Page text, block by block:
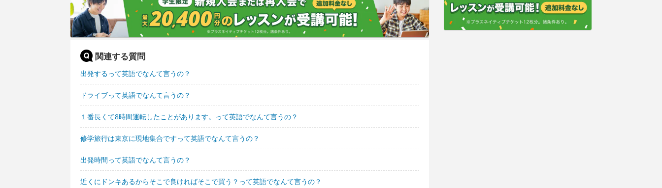
関連する質問
出発するって英語でなんて言うの？
ドライブって英語でなんて言うの？
１番長くて8時間運転したことがあります。って英語でなんて言うの？
修学旅行は東京に現地集合ですって英語でなんて言うの？
出発時間って英語でなんて言うの？
近くにドンキあるからそこで良ければそこで買う？って英語でなんて言うの？